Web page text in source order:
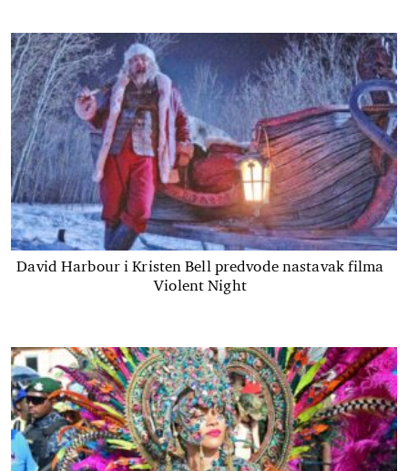
David Harbour i Kristen Bell predvode nastavak filma
Violent Night